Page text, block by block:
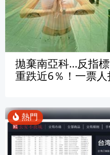
拋棄南亞科…反指
重跌近6％！一票